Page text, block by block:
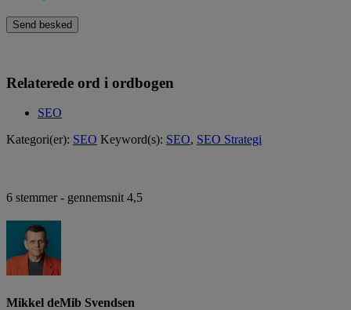
Relaterede ord i ordbogen
SEO
Kategori(er): SEO Keyword(s): SEO, SEO Strategi
6 stemmer - gennemsnit4,5
Mikkel deMib Svendsen